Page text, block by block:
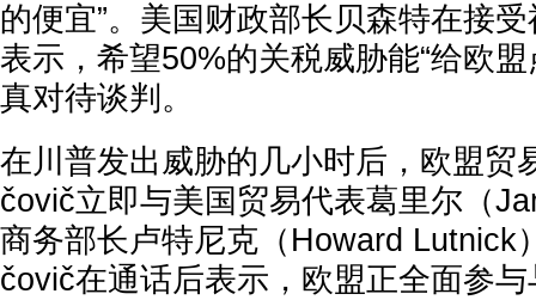
的便宜”。美国财政部长贝森特在接
表示，希望50%的关税威胁能“给欧
真对待谈判。
在川普发出威胁的几小时后，欧盟贸
čovič立即与美国贸易代表葛里尔（
商务部长卢特尼克（Howard Lutnick
čovič在通话后表示，欧盟正全面参